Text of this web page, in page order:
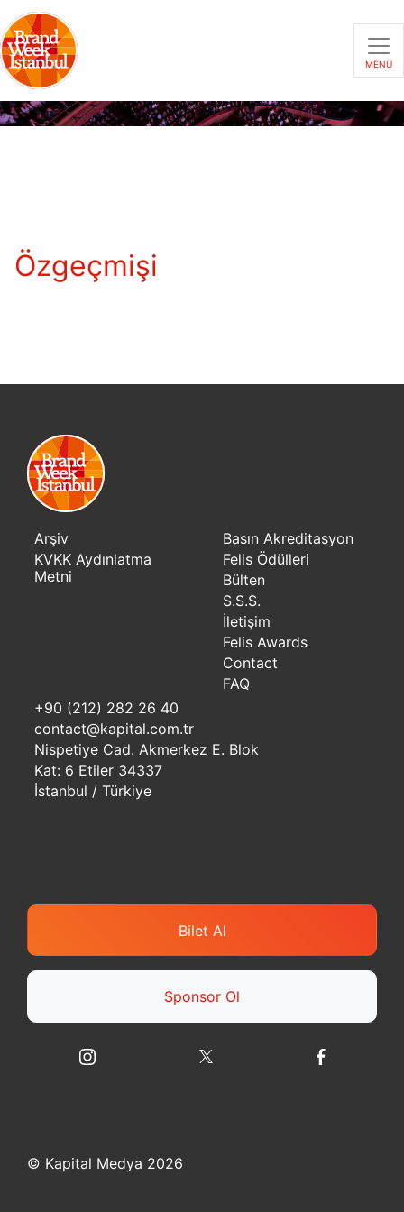
MENÜ
Özgeçmişi
Arşiv
KVKK Aydınlatma
Metni
Basın Akreditasyon
Felis Ödülleri
Bülten
S.S.S.
İletişim
Felis Awards
Contact
FAQ
+90 (212) 282 26 40
contact@kapital.com.tr
Nispetiye Cad. Akmerkez E. Blok
Kat: 6 Etiler 34337
İstanbul / Türkiye
Bilet Al
Sponsor Ol
© Kapital Medya 2026